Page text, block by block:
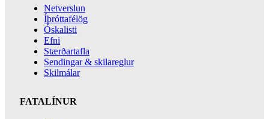
Netverslun
Íþróttafélög
Óskalisti
Efni
Stærðartafla
Sendingar & skilareglur
Skilmálar
FATALÍNUR